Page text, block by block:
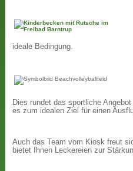
ideale Bedingung.
Dies rundet das sportliche
es zum idealen Ziel für einen
Auch das Team vom Kiosk freut
bietet Ihnen Leckereien zur